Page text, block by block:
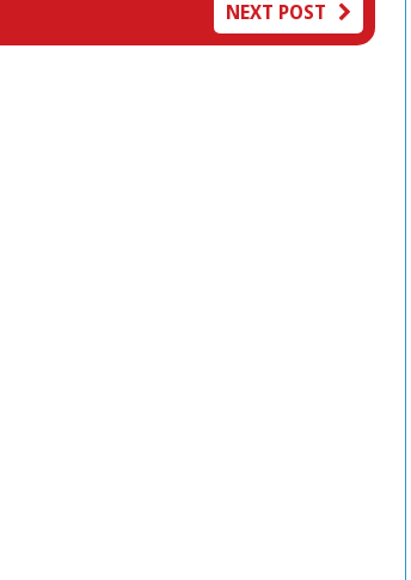
NEXT POST